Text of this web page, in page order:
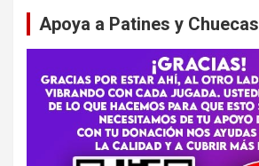
Apoya a Patines y Chuecas